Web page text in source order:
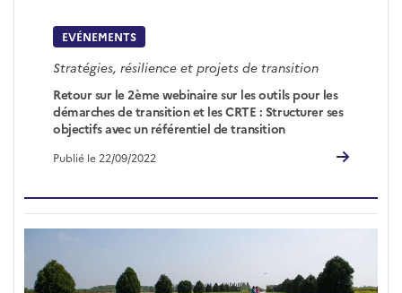
EVÉNEMENTS
Stratégies, résilience et projets de transition
Retour sur le 2ème webinaire sur les outils pour les
démarches de transition et les CRTE : Structurer ses
objectifs avec un référentiel de transition
Publié le 22/09/2022